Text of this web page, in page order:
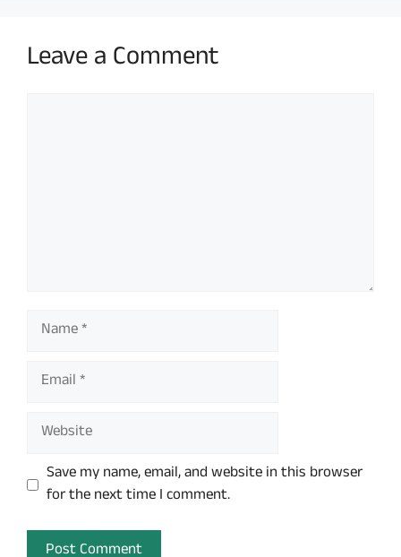
Leave a Comment
Name
Email
Website
Save my name, email, and website in this browser
for the next time I comment.